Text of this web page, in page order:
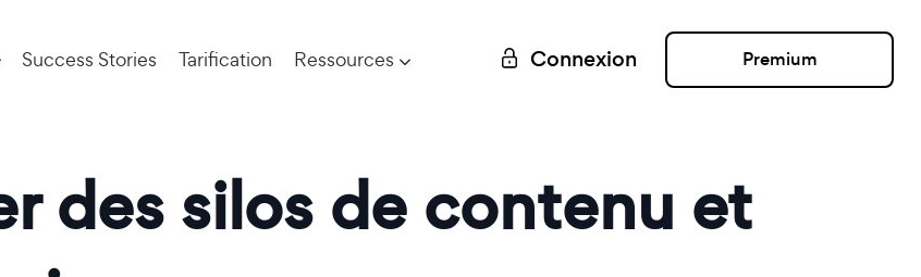
Success Stories Tarification Ressources Connexion Premium
des silos de contenu et